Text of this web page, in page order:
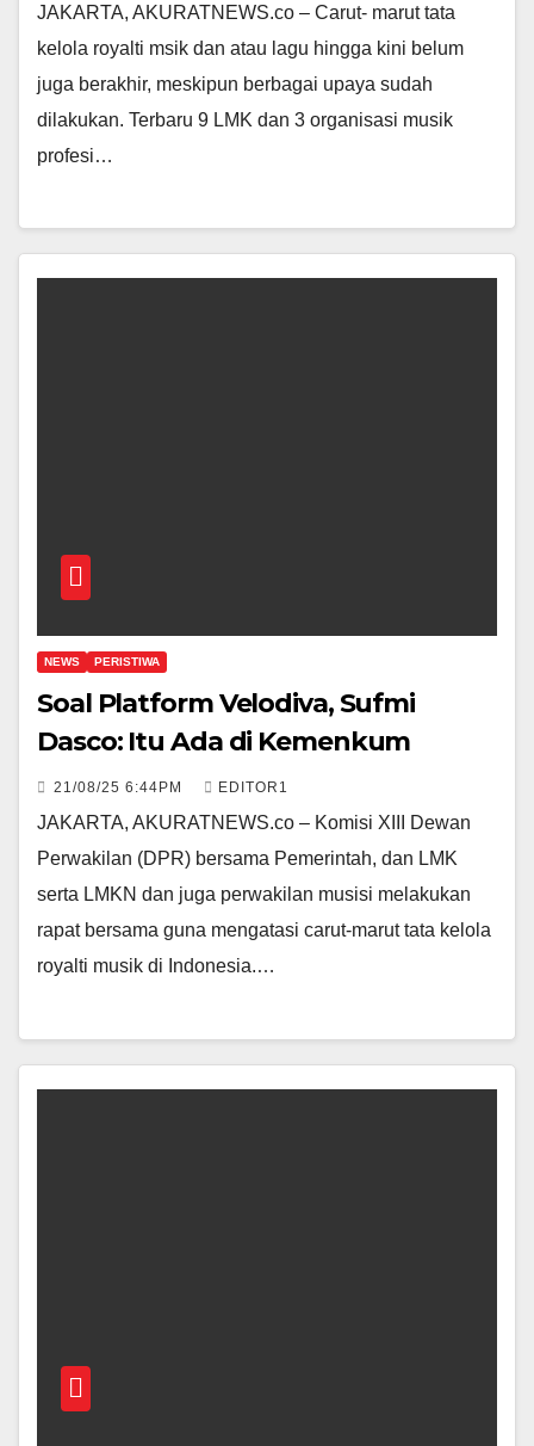
JAKARTA, AKURATNEWS.co – Carut- marut tata
kelola royalti msik dan atau lagu hingga kini belum
juga berakhir, meskipun berbagai upaya sudah
dilakukan. Terbaru 9 LMK dan 3 organisasi musik
profesi…
NEWS PERISTIWA
Soal Platform Velodiva, Sufmi
Dasco: Itu Ada di Kemenkum
21/08/25 6:44PM EDITOR1
JAKARTA, AKURATNEWS.co – Komisi XIII Dewan
Perwakilan (DPR) bersama Pemerintah, dan LMK
serta LMKN dan juga perwakilan musisi melakukan
rapat bersama guna mengatasi carut-marut tata kelola
royalti musik di Indonesia.…